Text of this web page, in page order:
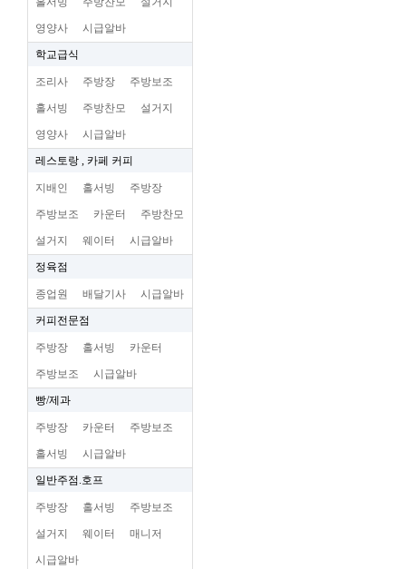
영양사 시급알바
학교급식
조리사 주방장 주방보조
홀서빙 주방찬모 설거지
영양사 시급알바
레스토랑 , 카페 커피
지배인 홀서빙 주방장
주방보조 카운터 주방찬모
설거지 웨이터 시급알바
정육점
종업원 배달기사 시급알바
커피전문점
주방장 홀서빙 카운터
주방보조 시급알바
빵/제과
주방장 카운터 주방보조
홀서빙 시급알바
일반주점.호프
주방장 홀서빙 주방보조
설거지 웨이터 매니저
시급알바